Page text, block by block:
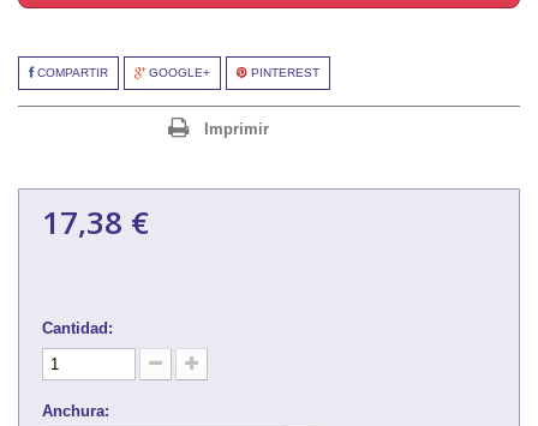
COMPARTIR GOOGLE+ PINTEREST
Imprimir
17,38 €
Cantidad:
Anchura: